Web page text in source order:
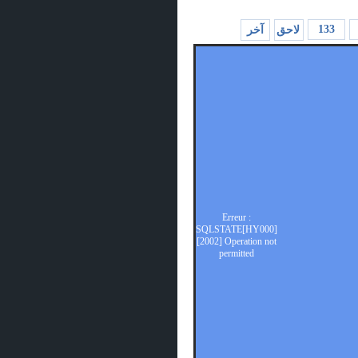
133 لاحق آخر
Erreur :
SQLSTATE[HY000]
[2002] Operation not
permitted